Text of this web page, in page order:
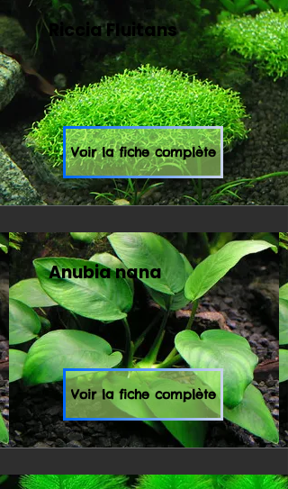
Riccia Fluitans
Voir la fiche complète
Anubia nana
Voir la fiche complète